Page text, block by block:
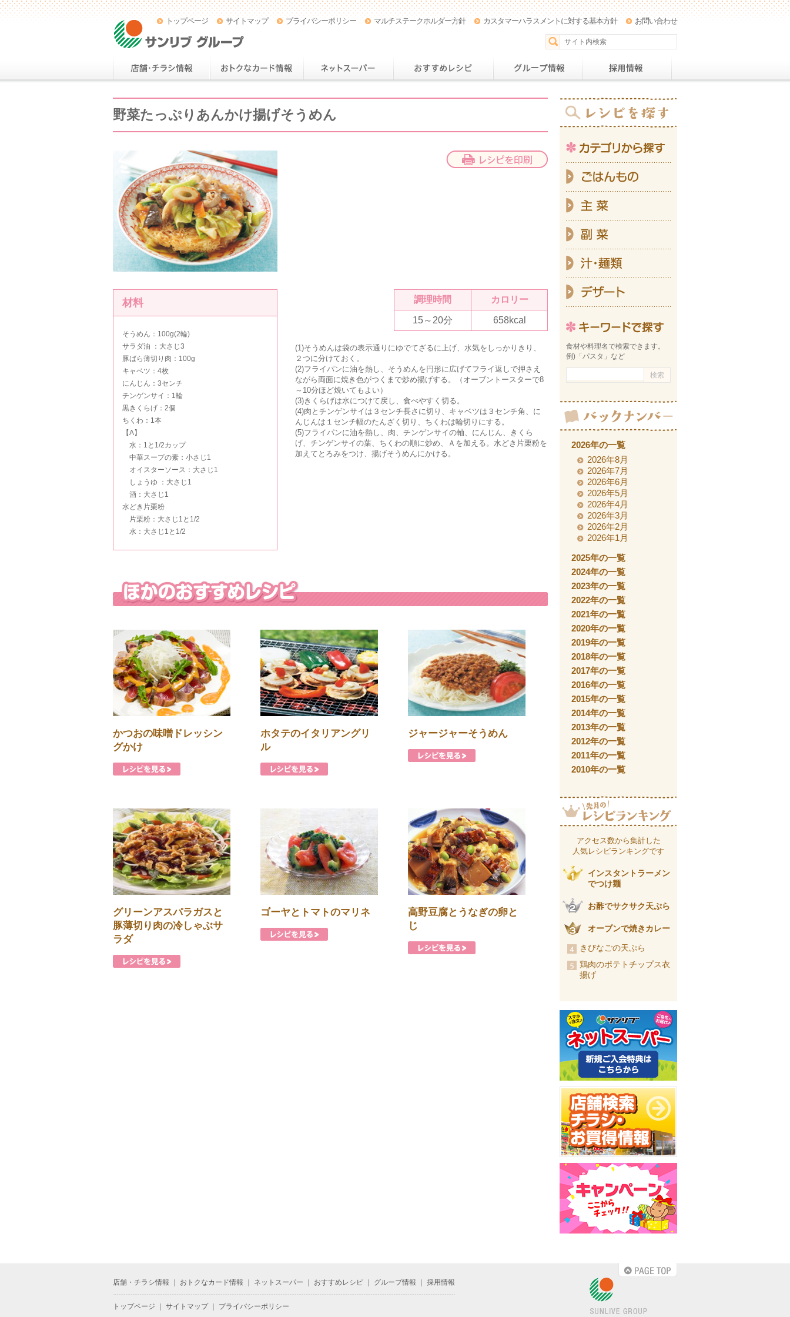
トップページ サイトマップ プライバシーポリシー マルチステークホルダー方針 カスタマーハラスメントに対する基本方針 お問い合わせ
野菜たっぷりあんかけ揚げそうめん
材料
そうめん：100g(2輪)
サラダ油 ：大さじ3
豚ばら薄切り肉：100g
キャベツ：4枚
にんじん：3センチ
チンゲンサイ：1輪
黒きくらげ：2個
ちくわ：1本
【A】
水：1と1/2カップ
中華スープの素：小さじ1
オイスターソース：大さじ1
しょうゆ ：大さじ1
酒：大さじ1
水どき片栗粉
片栗粉：大さじ1と1/2
水：大さじ1と1/2
調理時間 カロリー
15～20分 658kcal
(1)そうめんは袋の表示通りにゆでてざるに上げ、水気をしっかりきり、
２つに分けておく。
(2)フライパンに油を熱し、そうめんを円形に広げてフライ返しで押さえ
ながら両面に焼き色がつくまで炒め揚げする。（オーブントースターで8
～10分ほど焼いてもよい）
(3)きくらげは水につけて戻し、食べやすく切る。
(4)肉とチンゲンサイは３センチ長さに切り、キャベツは３センチ角、に
んじんは１センチ幅のたんざく切り、ちくわは輪切りにする。
(5)フライパンに油を熱し、肉、チンゲンサイの軸、にんじん、きくら
げ、チンゲンサイの葉、ちくわの順に炒め、Ａを加える。水どき片栗粉を
加えてとろみをつけ、揚げそうめんにかける。
かつおの味噌ドレッシン
グかけ
ホタテのイタリアングリ
ル
ジャージャーそうめん
グリーンアスパラガスと
豚薄切り肉の冷しゃぶサ
ラダ
ゴーヤとトマトのマリネ
高野豆腐とうなぎの卵と
じ
食材や料理名で検索できます。
例)「パスタ」など
2026年の一覧
2026年8月
2026年7月
2026年6月
2026年5月
2026年4月
2026年3月
2026年2月
2026年1月
2025年の一覧
2024年の一覧
2023年の一覧
2022年の一覧
2021年の一覧
2020年の一覧
2019年の一覧
2018年の一覧
2017年の一覧
2016年の一覧
2015年の一覧
2014年の一覧
2013年の一覧
2012年の一覧
2011年の一覧
2010年の一覧
アクセス数から集計した
人気レシピランキングです
インスタントラーメン
でつけ麺
お酢でサクサク天ぷら
オーブンで焼きカレー
きびなごの天ぷら
鶏肉のポテトチップス衣
揚げ
店舗・チラシ情報 おトクなカード情報 ネットスーパー おすすめレシピ グループ情報 採用情報
トップページ サイトマップ｜ プライバシーポリシー